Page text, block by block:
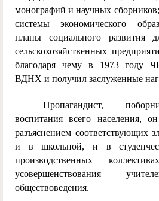
монографий и научных
системы экономического
планы социального развития
сельскохозяйственных
благодаря чему в 1973 году
ВДНХ и получил заслуженные
Пропагандист,
воспитания всего населения,
разъяснением соответствующих
и в школьной, и в
производственных
усовершенствования
обществоведения.